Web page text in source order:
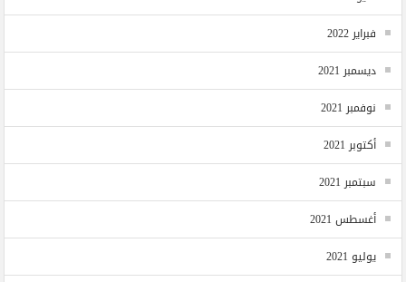
فبراير 2022
ديسمبر 2021
نوفمبر 2021
أكتوبر 2021
سبتمبر 2021
أغسطس 2021
يوليو 2021